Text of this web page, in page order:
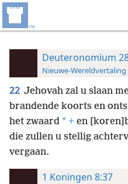
Deuteronomium
Nieuwe-
22 Jehovah zal u slaan
brandende koorts en
het zwaard * + en
die zullen u stellig
vergaan.
1 Koningen 8:37